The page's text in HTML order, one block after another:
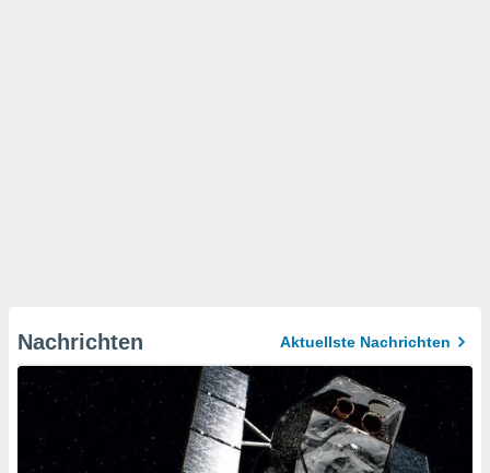
Nachrichten Aktuellste Nachrichten